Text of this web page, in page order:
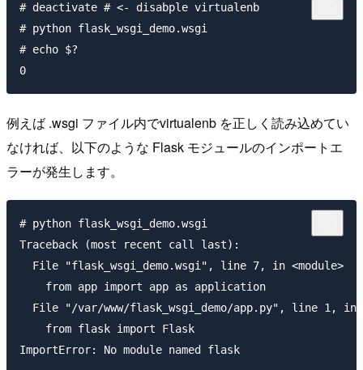
# deactivate # <- disabple virtualenb
# python flask_wsgi_demo.wsgi
# echo $?
例えば .wsgi ファイル内でvirtualenb を正しく読み込めてい
なければ、以下のような Flask モジュールのインポートエ
ラーが発生します。
# python flask_wsgi_demo.wsgi
Traceback (most recent call last):
  File "flask_wsgi_demo.wsgi", line 7, in <module>
    from app import app as application
File "/var/www/flask_wsgi_demo/app.py", line 1, in
    from flask import Flask